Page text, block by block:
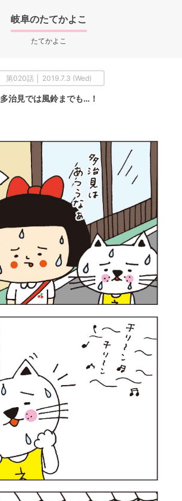
岐阜のたてかよこ
たてかよこ
第020話 │ 2019.7.3 (Wed)
多治見では風鈴までも…！